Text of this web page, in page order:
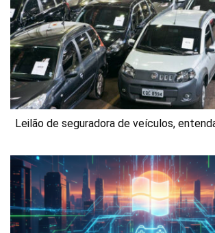
Leilão de seguradora de veículos,